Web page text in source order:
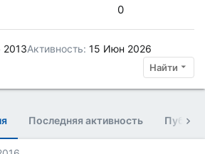
0
Активность 15 Июн 2026
Найти
Последняя активность